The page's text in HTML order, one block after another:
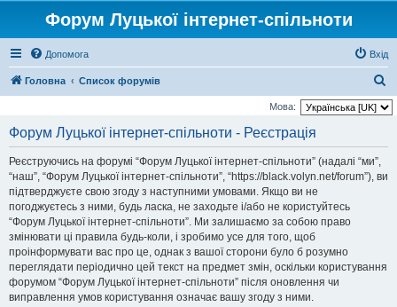
Форум Луцької інтернет-спільноти
Допомога Вхід
Головна Список форумів
о
Мова:
Форум Луцької інтернет-спільноти - Реєстрація
Реєструючись на форумі “Форум Луцької інтернет-спільноти” (надалі “ми”,
“наш”, “Форум Луцької інтернет-спільноти”, “https://black.volyn.net/forum”), ви
підтверджуєте свою згоду з наступними умовами. Якщо ви не
погоджуєтесь з ними, будь ласка, не заходьте і/або не користуйтесь
“Форум Луцької інтернет-спільноти”. Ми залишаємо за собою право
змінювати ці правила будь-коли, і зробимо усе для того, щоб
проінформувати вас про це, однак з вашої сторони було б розумно
переглядати періодично цей текст на предмет змін, оскільки користування
форумом “Форум Луцької інтернет-спільноти” після оновлення чи
виправлення умов користування означає вашу згоду з ними.